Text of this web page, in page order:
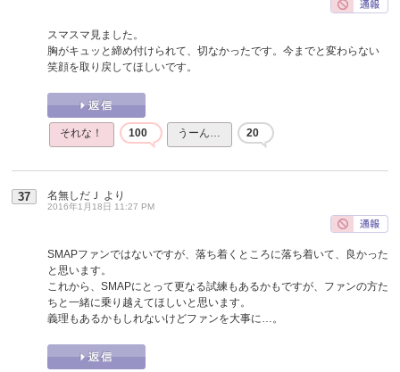
スマスマ見ました。
胸がキュッと締め付けられて、切なかったです。今までと変わらない
笑顔を取り戻してほしいです。
それな！ 100 うーん… 20
37 名無しだＪ より
2016年1月18日 11:27 PM
SMAPファンではないですが、落ち着くところに落ち着いて、良かった
と思います。
これから、SMAPにとって更なる試練もあるかもですが、ファンの方た
ちと一緒に乗り越えてほしいと思います。
義理もあるかもしれないけどファンを大事に…。